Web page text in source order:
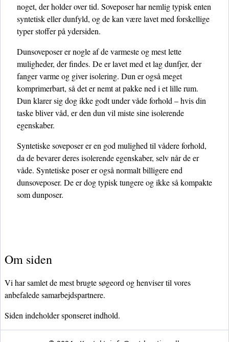
noget, der holder over tid. Soveposer har nemlig typisk enten
syntetisk eller dunfyld, og de kan være lavet med forskellige
typer stoffer på ydersiden.
Dunsoveposer er nogle af de varmeste og mest lette
muligheder, der findes. De er lavet med et lag dunfjer, der
fanger varme og giver isolering. Dun er også meget
komprimerbart, så det er nemt at pakke ned i et lille rum.
Dun klarer sig dog ikke godt under våde forhold – hvis din
taske bliver våd, er den dun vil miste sine isolerende
egenskaber.
Syntetiske soveposer er en god mulighed til vådere forhold,
da de bevarer deres isolerende egenskaber, selv når de er
våde. Syntetiske poser er også normalt billigere end
dunsoveposer. De er dog typisk tungere og ikke så kompakte
som dunposer.
Om siden
Vi har samlet de mest brugte søgeord og henviser til vores
anbefalede samarbejdspartnere.
Siden indeholder sponseret indhold.